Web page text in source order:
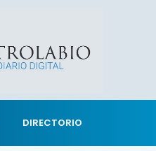
DIRECTORIO